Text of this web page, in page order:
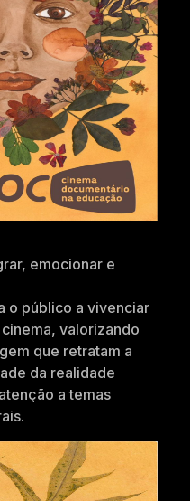
emocionar e
o público a vivenciar
valorizando
que retratam a
da realidade
a temas